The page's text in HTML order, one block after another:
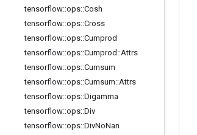
tensorflow::ops::Cosh
tensorflow::ops::Cross
tensorflow::ops::Cumprod
tensorflow::ops::Cumprod ::Attrs
tensorflow::ops::Cumsum
tensorflow::ops::Cumsum::Attrs
tensorflow::ops::Digamma
tensorflow::ops::Div
tensorflow::ops::DivNoNan